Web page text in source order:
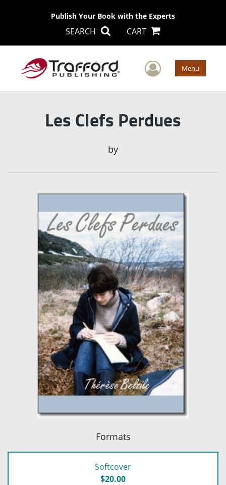
Publish Your Book with the Experts
SEARCH CART
User Menu
Les Clefs Perdues
by
Formats
Softcover
$20.00